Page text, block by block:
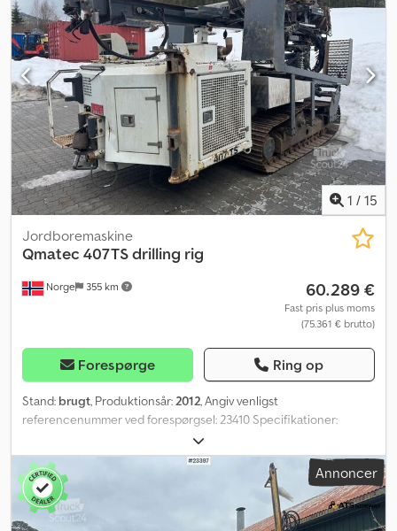
D7 borerig fra 2004 med 1832 hammer, tæller og vinkelmåler til
salg. Alt fungerer som det skal, men fejl og mangler kan
forekomme, da den er fra 2004. Maskinen er nyligt serviceret.
Hammeren blev pakket om for ca. 150 timer siden. Ifølge ejer skal
vinkelmåleren kalibreres. Borestænger kan leveres mod merpris.
Klar til levering. Egenvægt: 14.100 Motortimer: 7.735 Model: D7-01
borerig m/1832 hammer, metertæller og vinkelmåler = Yderligere
oplysninger = Serienummer: AVO 04A784/8992 0029 xxxx Kontakt
ATS Norway for yderligere information.
1 / 15
Norge 355 km
Jordboremaskine
Qmatec 407TS drilling rig
60.289 €
Fast pris plus moms
(75.361 € brutto)
Forespørge Ring op
Stand: brugt, Produktionsår:2012, Angiv venligst
referencenummer ved forespørgsel: 23410 Specifikationer:
Produceret i 2012 Timer: ca. 11.200 122 kW Egenvægt: ca. 10.000 kg
Chassis (se billeder) 280 mm Nyt rørmagasin Cavotec-radio
Specialunderstel med pendulbevægelse, IVA 450 mm 3-rillede
kædeplader Nemek M-407 mast med løftekapacitet på 7 ton,
monteret på forlænget fødekonsol med 1 m teleskopudlægger
Annoncer